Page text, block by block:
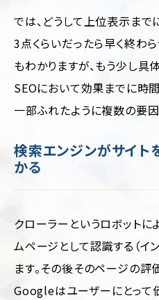
では、どうして上位表示ま
3点くらいだったら早く終わ
もわかりますが、もう少し具
SEOにおいて効果までに時
一部ふれたように複数の要因
検索エンジンがサイト
かる
クローラーというロボットに
ムページとして認識する（イ
ます。その後そのページの評
Googleはユーザーにとって